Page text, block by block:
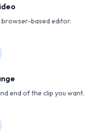
based editor.
end of the clip you want.